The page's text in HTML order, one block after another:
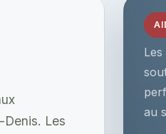
au
Les